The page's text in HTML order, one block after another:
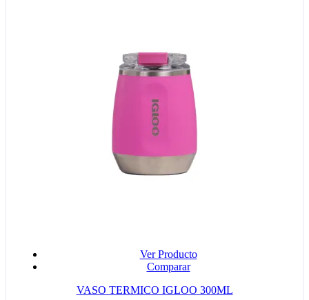
Ver Producto
Comparar
VASO TERMICO IGLOO 300ML